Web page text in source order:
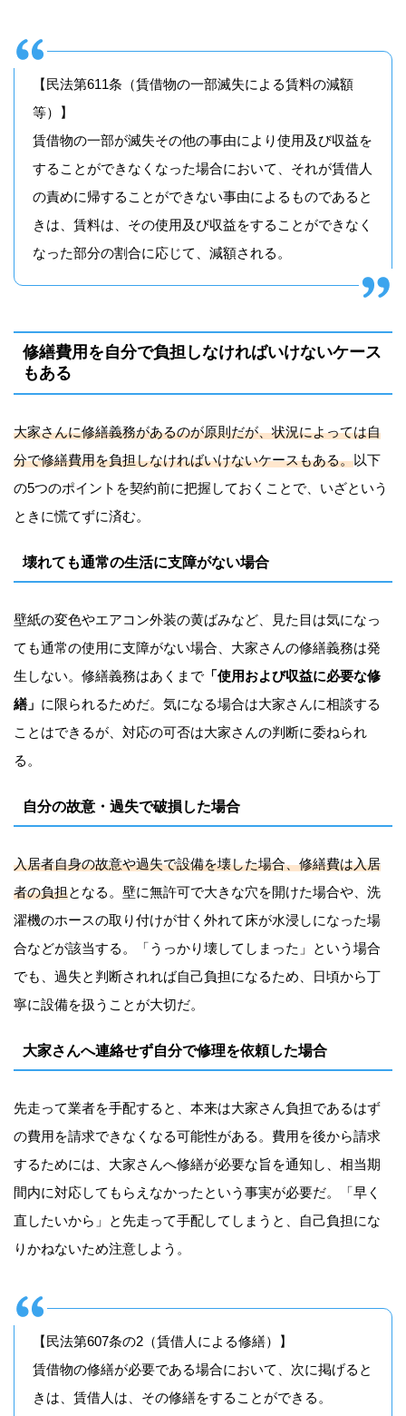
【民法第611条（賃借物の一部滅失による賃料の減額
等）】
賃借物の一部が滅失その他の事由により使用及び収益を
することができなくなった場合において、それが賃借人
の責めに帰することができない事由によるものであると
きは、賃料は、その使用及び収益をすることができなく
なった部分の割合に応じて、減額される。
修繕費用を自分で負担しなければいけないケース
もある
大家さんに修繕義務があるのが原則だが、状況によっては自
分で修繕費用を負担しなければいけないケースもある。以下
の5つのポイントを契約前に把握しておくことで、いざという
ときに慌てずに済む。
壊れても通常の生活に支障がない場合
壁紙の変色やエアコン外装の黄ばみなど、見た目は気になっ
ても通常の使用に支障がない場合、大家さんの修繕義務は発
生しない。修繕義務はあくまで 「使用および収益に必要な修
繕」 に限られるためだ。気になる場合は大家さんに相談する
ことはできるが、対応の可否は大家さんの判断に委ねられ
る。
自分の故意・過失で破損した場合
入居者自身の故意や過失で設備を壊した場合、修繕費は入居
者の負担となる。壁に無許可で大きな穴を開けた場合や、洗
濯機のホースの取り付けが甘く外れて床が水浸しになった場
合などが該当する。「うっかり壊してしまった」という場合
でも、過失と判断されれば自己負担になるため、日頃から丁
寧に設備を扱うことが大切だ。
大家さんへ連絡せず自分で修理を依頼した場合
先走って業者を手配すると、本来は大家さん負担であるはず
の費用を請求できなくなる可能性がある。費用を後から請求
するためには、大家さんへ修繕が必要な旨を通知し、相当期
間内に対応してもらえなかったという事実が必要だ。「早く
直したいから」と先走って手配してしまうと、自己負担にな
りかねないため注意しよう。
【民法第607条の2（賃借人による修繕）】
賃借物の修繕が必要である場合において、次に掲げると
きは、賃借人は、その修繕をすることができる。